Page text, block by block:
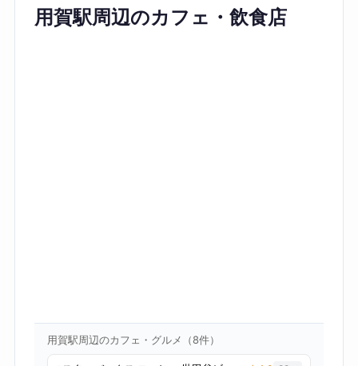
用賀駅周辺のカフェ・飲食店